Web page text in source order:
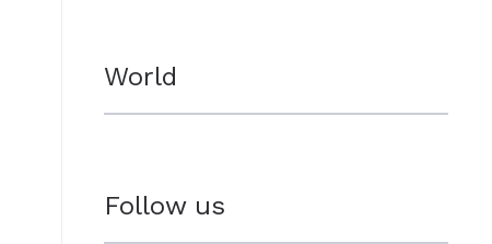
World
Follow us